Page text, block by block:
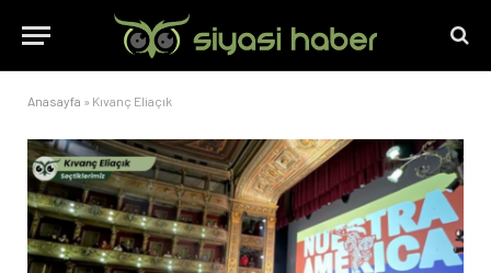
Anasayfa » Kıvanç Eliaçık